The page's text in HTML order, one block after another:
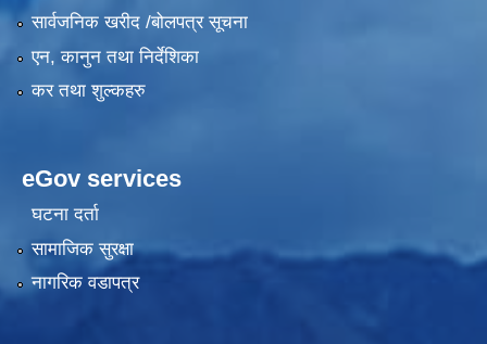
सार्वजनिक खरीद /बोलपत्र सूचना
एन, कानुन तथा निर्देशिका
कर तथा शुल्कहरु
eGov services
घटना दर्ता
सामाजिक सुरक्षा
नागरिक वडापत्र